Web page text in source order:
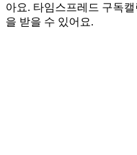
아요. 타임스프레드 구독
을 받을 수 있어요.